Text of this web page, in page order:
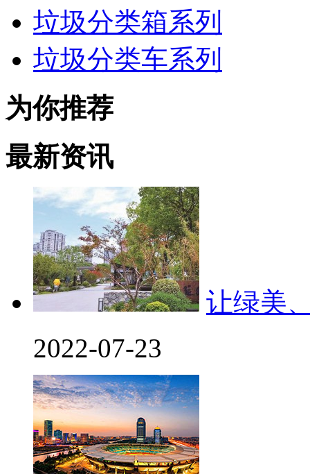
垃圾分类箱系列
垃圾分类车系列
为你推荐
最新资讯
让绿美
2022-07-23